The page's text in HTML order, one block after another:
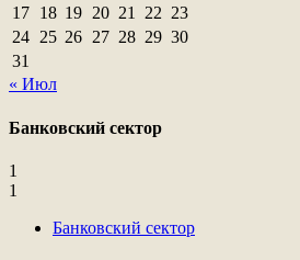
17 18 19 20 21 22 23
24 25 26 27 28 29 30
31
« Июл
Банковский сектор
1
1
Банковский сектор